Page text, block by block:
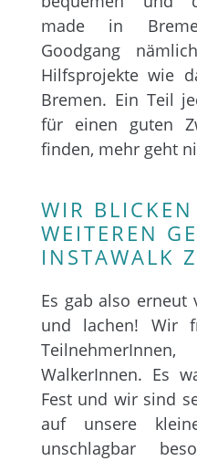
made in
Goodgang
Hilfsprojekte wie
Bremen. Ein Teil
für einen guten
finden, mehr geht
WIR
WEITEREN
INSTAWALK
Es gab also erneut
und lachen! Wir
WalkerInnen. Es
Fest und wir sind
auf unsere
unschlagbar